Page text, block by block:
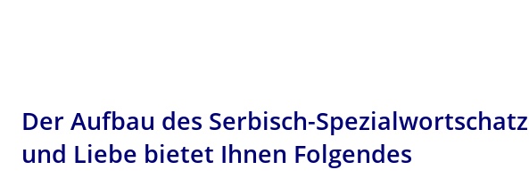
Der Aufbau des Serbisch-
und Liebe bietet Ihnen Folgendes